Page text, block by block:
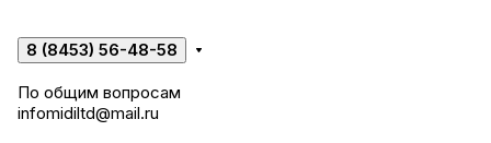
8 (8453) 56-48-58
По общим вопросам
infomidiltd@mail.ru